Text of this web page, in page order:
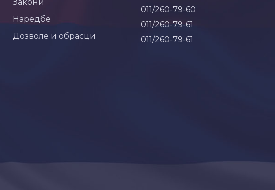
Наредбе
Дозволе и обрасци
011/260-79-60
011/260-79-61
011/260-79-61